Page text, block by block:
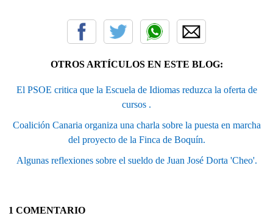
OTROS ARTÍCULOS EN ESTE BLOG:
El PSOE critica que la Escuela de Idiomas reduzca la oferta de
cursos .
Coalición Canaria organiza una charla sobre la puesta en marcha
del proyecto de la Finca de Boquín.
Algunas reflexiones sobre el sueldo de Juan José Dorta 'Cheo'.
1 COMENTARIO